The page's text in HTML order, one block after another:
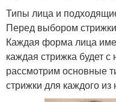
Типы лица и
Перед выбором
Каждая форма лица
каждая стрижка будет
рассмотрим основные
стрижки для каждого из